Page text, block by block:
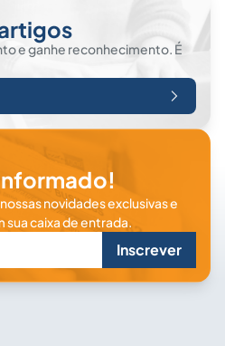
e ganhe reconhecimento. É
novidades exclusivas e
caixa de entrada.
Inscrever